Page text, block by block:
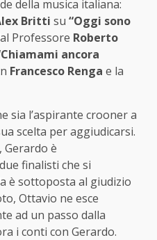
della musica italiana:
Britti su “Oggi sono
Professore Roberto
ancora
Francesco Renga e la
sia l’aspirante crooner a
scelta per aggiudicarsi.
è
finalisti che si
è sottoposta al giudizio
Ottavio ne esce
ad un passo dalla
i conti con Gerardo.